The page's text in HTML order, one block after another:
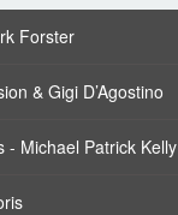
Forster
& Gigi D’Agostino
- Michael Patrick Kelly